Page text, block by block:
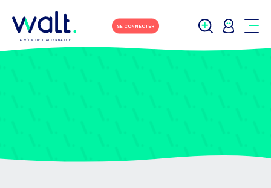
SE CONNECTER